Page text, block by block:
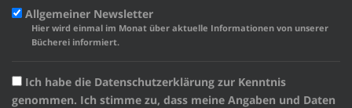
Allgemeiner Newsletter
Hier wird einmal im Monat über aktuelle Informationen von unserer
Bücherei informiert.
Ich habe die Datenschutzerklärung zur Kenntnis
genommen. Ich stimme zu, dass meine Angaben und Daten